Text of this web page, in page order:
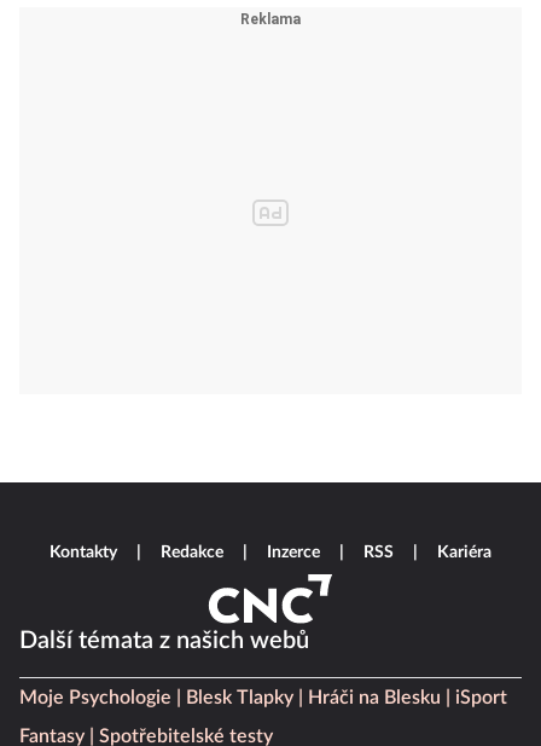
Další témata z našich webů
Moje Psychologie Blesk Tlapky Hráči na Blesku
iSport
Fantasy
Spotřebitelské testy
Kontakty Redakce Inzerce RSS Kariéra